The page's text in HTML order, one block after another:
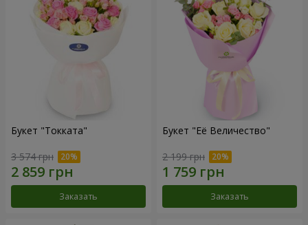
Букет "Токката"
3 574 грн
Заказать
Букет "Её Величество"
2 199 грн
Заказать